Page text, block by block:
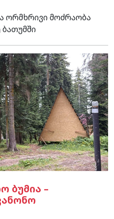
ორმხრივი მოძრაობა
ბათუმში
ბუმია –